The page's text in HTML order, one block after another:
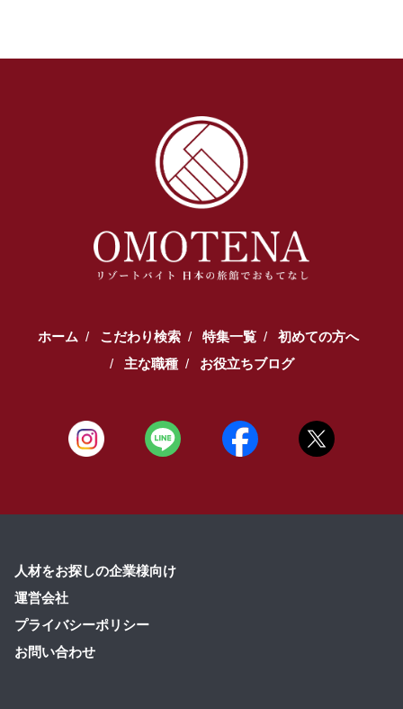
ホーム こだわり検索 特集一覧
初めての方へ
主な職種
お役立ちブログ
人材をお探しの企業様向け
運営会社
プライバシーポリシー
お問い合わせ